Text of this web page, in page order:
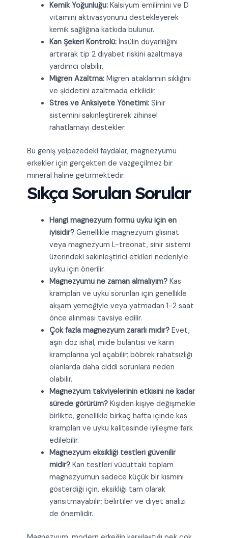
Kemik Yoğunluğu:Kalsiyum emilimini ve D
vitamini aktivasyonunu destekleyerek
kemik sağlığına katkıda bulunur.
Kan Şekeri Kontrolü:İnsülin duyarlılığını
artırarak tip 2 diyabet riskini azaltmaya
yardımcı olabilir.
Migren Azaltma:Migren ataklarının sıklığını
ve şiddetini azaltmada etkilidir.
Stres ve Anksiyete Yönetimi:Sinir
sistemini sakinleştirerek zihinsel
rahatlamayı destekler.
Bu geniş yelpazedeki faydalar, magnezyumu
erkekler için gerçekten de vazgeçilmez bir
mineral haline getirmektedir.
Sıkça Sorulan Sorular
Hangi magnezyum formu uyku için en
iyisidir?Genellikle magnezyum glisinat
veya magnezyum L-treonat, sinir sistemi
üzerindeki sakinleştirici etkileri nedeniyle
uyku için önerilir.
Magnezyumu ne zaman almalıyım?Kas
krampları ve uyku sorunları için genellikle
akşam yemeğiyle veya yatmadan 1-2 saat
önce alınması tavsiye edilir.
Çok fazla magnezyum zararlı mıdır?Evet,
aşırı doz ishal, mide bulantısı ve karın
kramplarına yol açabilir; böbrek rahatsızlığı
olanlarda daha ciddi sorunlara neden
olabilir.
Magnezyum takviyelerinin etkisini ne kadar
sürede görürüm?Kişiden kişiye değişmekle
birlikte, genellikle birkaç hafta içinde kas
krampları ve uyku kalitesinde iyileşme fark
edilebilir.
Magnezyum eksikliği testleri güvenilir
midir?Kan testleri vücuttaki toplam
magnezyumun sadece küçük bir kısmını
gösterdiği için, eksikliği tam olarak
yansıtmayabilir; belirtiler ve diyet analizi
de önemlidir.